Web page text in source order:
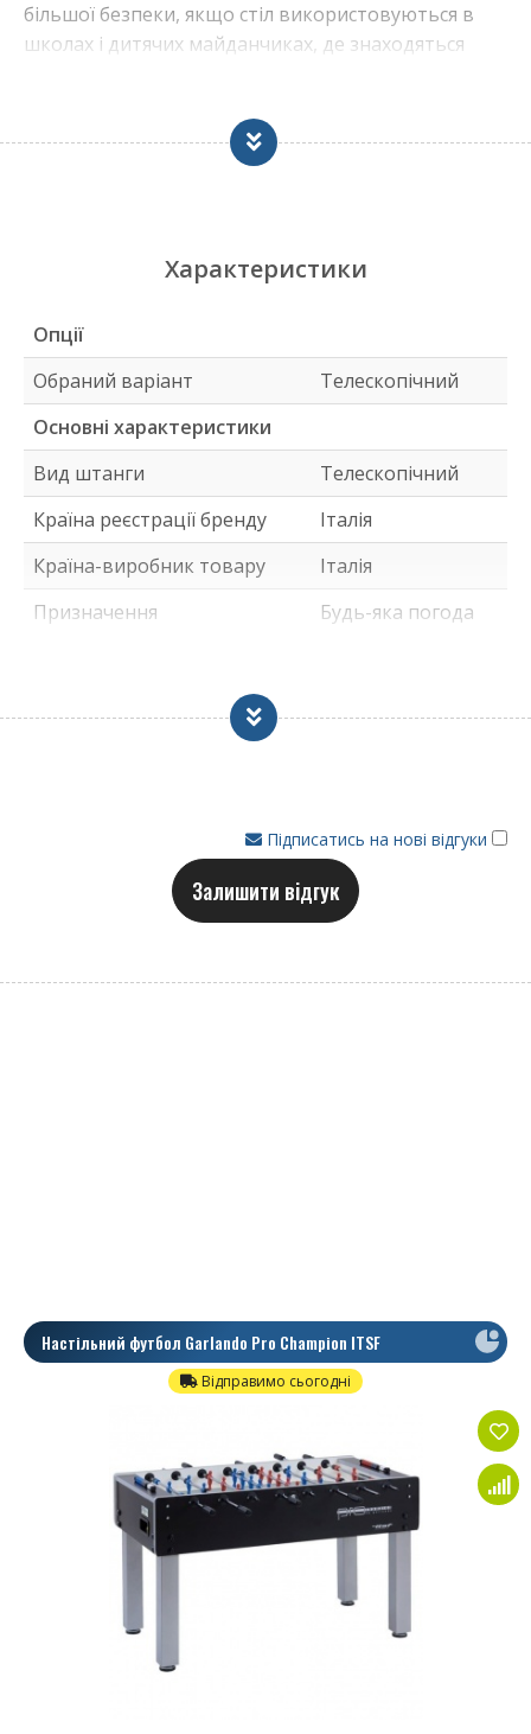
більшої безпеки, якщо стіл використовуються в
школах і дитячих майданчиках, де знаходяться
Відчуйте ще більше задоволення за одним столом
разом із Garlando XXL Wetherproof
Матеріал корпусу: виготовлений із МДФ
Вага: 160 кг
Колір синій
Ніжки: виготовлені з 40 мм МДФ
Штанги: із хромованої антикорозійної сталі,
16 мм (закріплені на сталевих підшипниках із
гумовими відбійниками)
Ручки: пластикові ручки ергономічної форми
Ігрове поле: виготовлено з ламінату у
зеленому кольорі.
Ручний індикатор окулярів та сетів
Виробник: Garlando (Італія)
Відповідає європейській нормі безпеки EN71-
Ширина: 76 см
Ширина із телескопічними штангами 110 см
Характеристики
Опції
Обраний варіант
Телескопічний
Основні характеристики
Вид штанги
Телескопічний
Країна реєстрації бренду
Італія
Країна-виробник товару
Італія
Призначення
Будь-яка погода
Підписатись на нові відгуки
Залишити відгук
Настільний футбол Garlando Pro Champion ITSF
Відправимо сьогодні